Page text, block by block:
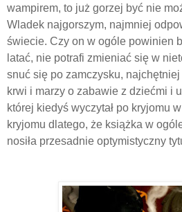
wampirem, to już gorzej być nie
Wladek najgorszym, najmniej
świecie. Czy on w ogóle powinien
latać, nie potrafi zmieniać się w
snuć się po zamczysku, najchętniej
krwi i marzy o zabawie z dziećmi i
której kiedyś wyczytał po kryjomu
kryjomu dlatego, że książka w
nosiła przesadnie optymistyczny